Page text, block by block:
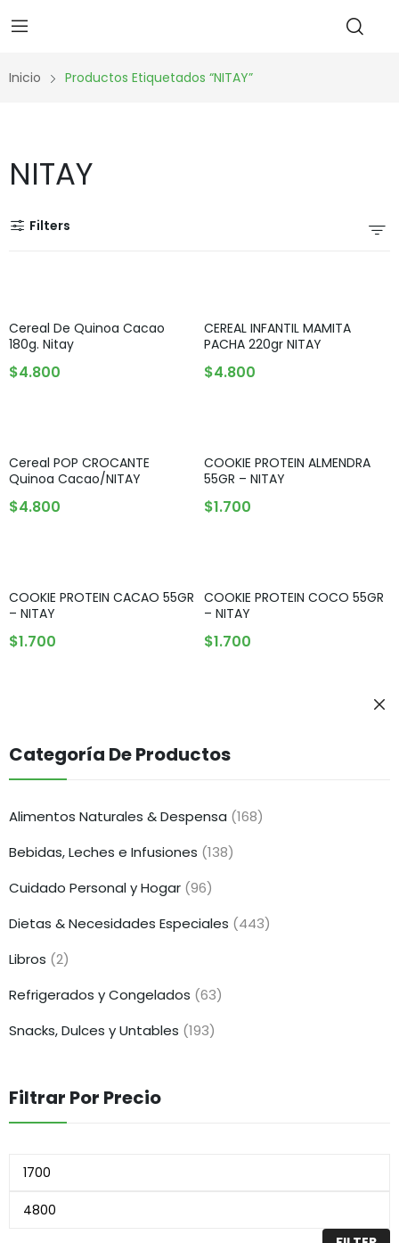
Inicio Productos Etiquetados “NITAY”
NITAY
Filters
Cereal De Quinoa Cacao
180g. Nitay
$4.800
CEREAL INFANTIL MAMITA
PACHA 220gr NITAY
$4.800
Cereal POP CROCANTE
Quinoa Cacao/NITAY
$4.800
COOKIE PROTEIN ALMENDRA
55GR – NITAY
$1.700
COOKIE PROTEIN CACAO 55GR
– NITAY
$1.700
COOKIE PROTEIN COCO 55GR
– NITAY
$1.700
Categoría De Productos
Alimentos Naturales & Despensa (168)
Bebidas, Leches e Infusiones (138)
Cuidado Personal y Hogar (96)
Dietas & Necesidades Especiales (443)
Libros (2)
Refrigerados y Congelados (63)
Snacks, Dulces y Untables (193)
Filtrar Por Precio